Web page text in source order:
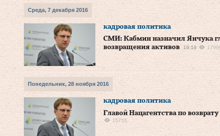
Среда, 7 декабря 2016
кадровая политика
СМИ: Кабмин назначил Янчука
возвращения активов
19:19
Понедельник, 28 ноября 2016
кадровая политика
Главой Нацагентства по
15755